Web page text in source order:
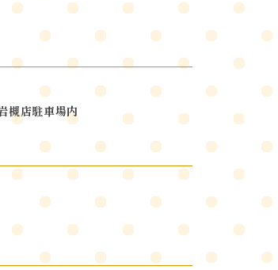
店駐車場内